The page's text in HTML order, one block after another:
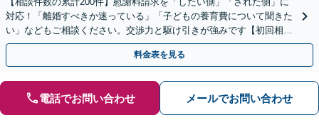
対応！「離婚すべきか迷っている」「子どもの養育費について聞きた
い」などもご相談ください。交渉力と駆け引きが強みです【初回相談
無料／当日・夜間も相談可】
料金表を見る
電話でお問い合わせ メールでお問い合わせ